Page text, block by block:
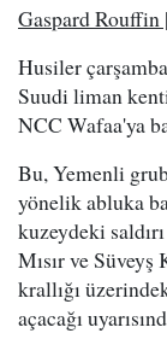
Gaspard Rouffin
Husiler
Suudi liman
NCC Wafaa'ya
Bu, Yemenli
yönelik abluka
kuzeydeki
Mısır ve Süveyş
krallığı
açacağı